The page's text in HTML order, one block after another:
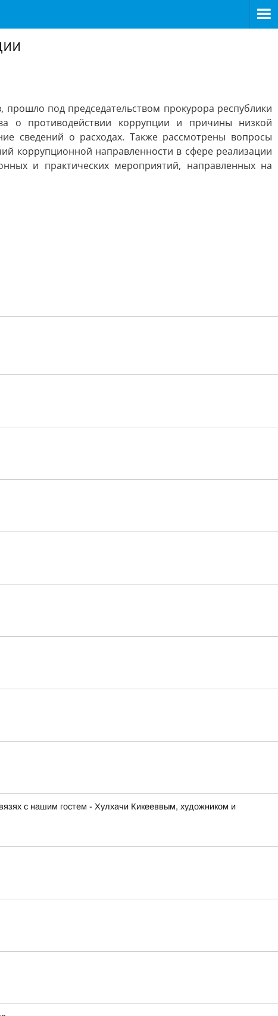
под председательством прокурора республики
о противодействии коррупции и причины низкой
сведений о расходах. Также рассмотрены вопросы
коррупционной направленности в сфере реализации
и практических мероприятий, направленных на
с нашим гостем - Хулхачи Кикееввым, художником и